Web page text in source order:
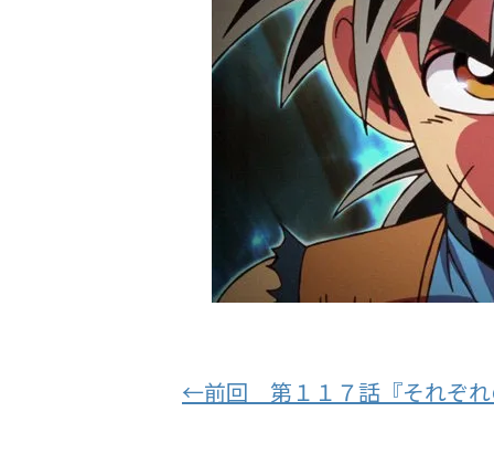
←前回 第１１７話『それぞれ